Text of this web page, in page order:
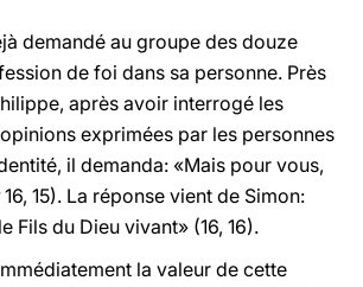
demandé au groupe des douze
de foi dans sa personne. Près
après avoir interrogé les
exprimées par les personnes
il demanda: «Mais pour vous,
16, 15). La réponse vient de Simon:
Fils du Dieu vivant» (16, 16).
la valeur de cette